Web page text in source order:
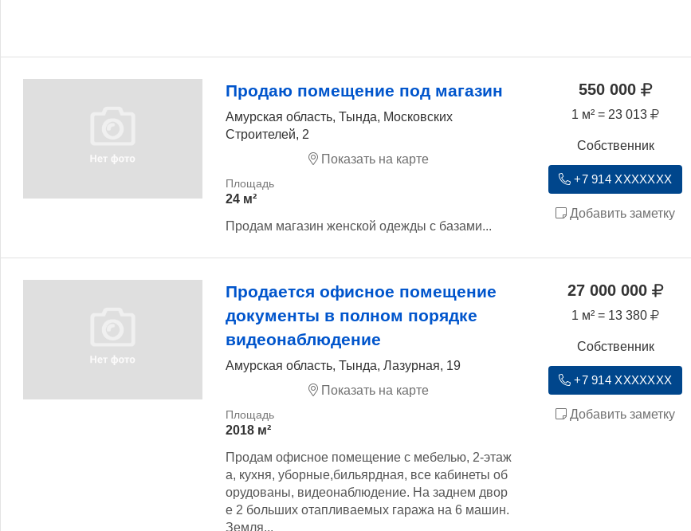
Продаю помещение под магазин
Амурская область, Тында, Московских
Строителей, 2
Показать на карте
24 м²
Продам магазин женской одежды с базами...
550 000
1 м² = 23 013
Собственник
+7 914 XXXXXXX
Добавить заметку
Продается офисное помещение
документы в полном порядке
видеонаблюдение
Амурская область, Тында, Лазурная, 19
Показать на карте
2018 м²
Продам офисное помещение с мебелью, 2-этаж
а, кухня, уборные,бильярдная, все кабинеты об
орудованы, видеонаблюдение. На заднем двор
е 2 больших отапливаемых гаража на 6 машин.
Земля...
27 000 000
1 м² = 13 380
Собственник
+7 914 XXXXXXX
Добавить заметку